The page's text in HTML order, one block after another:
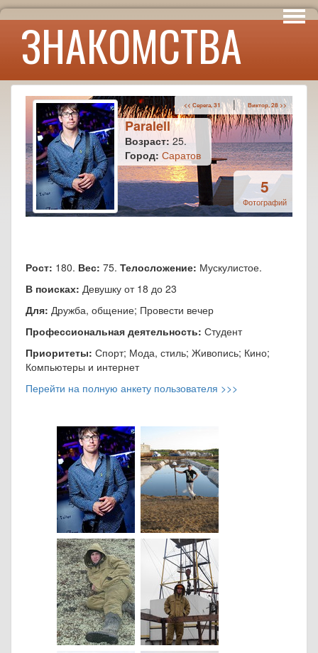
ЗНАКОМСТВА
Интересы
Юмор
Paralell
Возраст: 25.
Город: Саратов
<< Серега, 31 | Виктор, 28 >>
5
Фотографий
Рост: 180. Вес: 75. Телосложение: Мускулистое.
В поисках: Девушку от 18 до 23
Для: Дружба, общение; Провести вечер
Профессиональная деятельность: Студент
Приоритеты: Спорт; Мода, стиль; Живопись; Кино;
Компьютеры и интернет
Перейти на полную анкету пользователя >>>